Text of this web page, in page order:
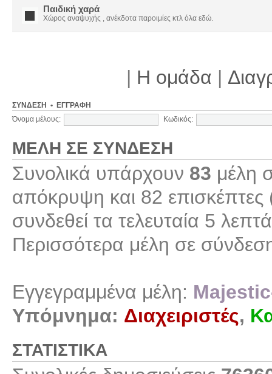
Παιδική χαρά
Χώρος αναψυχής , ανέκδοτα παροιμίες κτλ όλα εδώ.
| Η ομάδα |
ΣΎΝΔΕΣΗ • ΕΓΓΡΑΦΉ
Όνομα μέλους: Κωδικός:
ΜΈΛΗ ΣΕ ΣΎΝΔΕΣΗ
Συνολικά υπάρχουν 83 μέλη
απόκρυψη και 82
συνδεθεί τα τελευταία 5
Περισσότερα μέλη σε
Εγγεγραμμένα μέλη:
Υπόμνημα: Διαχειριστές,
ΣΤΑΤΙΣΤΙΚΆ